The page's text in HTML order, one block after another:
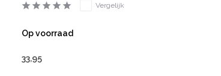
Vergelijk
Op voorraad
33,95